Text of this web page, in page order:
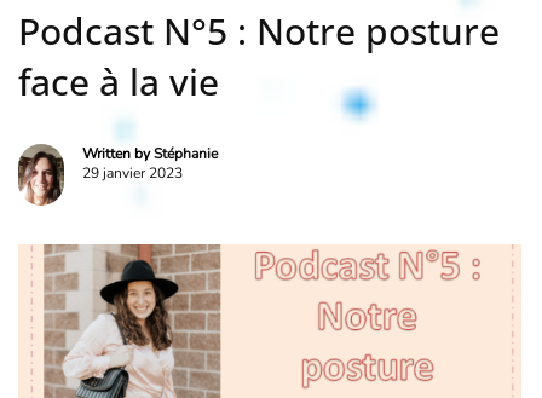
Podcast N°5 : Notre posture
face à la vie
Written byStéphanie
29 janvier 2023